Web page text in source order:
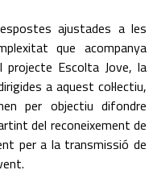
ajustades a les
que acompanya
projecte Escolta Jove, la
a aquest col·lectiu,
per objectiu difondre
del reconeixement de
per a la transmissió de